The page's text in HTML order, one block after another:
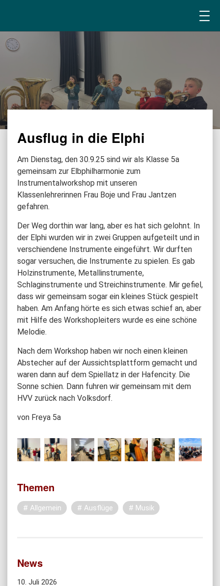
Ausflug in die Elphi
Am Dienstag, den 30.9.25 sind wir als Klasse 5a
gemeinsam zur Elbphilharmonie zum
Instrumentalworkshop mit unseren
Klassenlehrerinnen Frau Boje und Frau Jantzen
gefahren.
Der Weg dorthin war lang, aber es hat sich gelohnt. In
der Elphi wurden wir in zwei Gruppen aufgeteilt und in
verschiendene Instrumente eingeführt. Wir durften
sogar versuchen, die Instrumente zu spielen. Es gab
Holzinstrumente, Metallinstrumente,
Schlaginstrumente und Streichinstrumente. Mir gefiel,
dass wir gemeinsam sogar ein kleines Stück gespielt
haben. Am Anfang hörte es sich etwas schief an, aber
mit Hilfe des Workshopleiters wurde es eine schöne
Melodie.
Nach dem Workshop haben wir noch einen kleinen
Abstecher auf der Aussichtsplattform gemacht und
waren dann auf dem Spiellatz in der Hafencity. Die
Sonne schien. Dann fuhren wir gemeinsam mit dem
HVV zurück nach Volksdorf.
von Freya 5a
Themen
Allgemein Ausflüge Musik
News
10. Juli 2026